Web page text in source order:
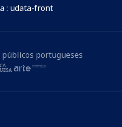
: udata-front
portugueses